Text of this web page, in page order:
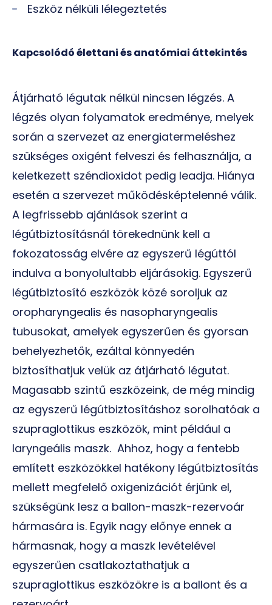
Eszköz nélküli lélegeztetés
Kapcsolódó élettani és anatómiai áttekintés
Átjárható légutak nélkül nincsen légzés. A
légzés olyan folyamatok eredménye, melyek
során a szervezet az energiatermeléshez
szükséges oxigént felveszi és felhasználja, a
keletkezett széndioxidot pedig leadja. Hiánya
esetén a szervezet működésképtelenné válik.
A legfrissebb ajánlások szerint a
légútbiztosításnál törekednünk kell a
fokozatosság elvére az egyszerű légúttól
indulva a bonyolultabb eljárásokig. Egyszerű
légútbiztosító eszközök közé soroljuk az
oropharyngealis és nasopharyngealis
tubusokat, amelyek egyszerűen és gyorsan
behelyezhetők, ezáltal könnyedén
biztosíthatjuk velük az átjárható légutat.
Magasabb szintű eszközeink, de még mindig
az egyszerű légútbiztosításhoz sorolhatóak a
szupraglottikus eszközök, mint például a
laryngeális maszk. Ahhoz, hogy a fentebb
említett eszközökkel hatékony légútbiztosítás
mellett megfelelő oxigenizációt érjünk el,
szükségünk lesz a ballon-maszk-rezervoár
hármasára is. Egyik nagy előnye ennek a
hármasnak, hogy a maszk levételével
egyszerűen csatlakoztathatjuk a
szupraglottikus eszközökre is a ballont és a